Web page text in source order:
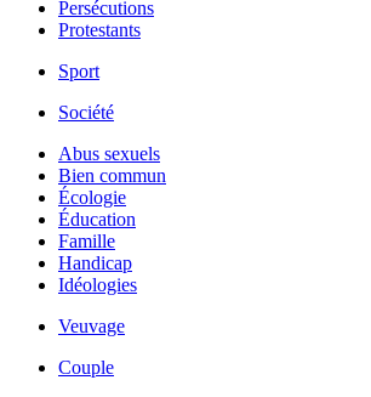
Persécutions
Protestants
Sport
Société
Abus sexuels
Bien commun
Écologie
Éducation
Famille
Handicap
Idéologies
Veuvage
Couple